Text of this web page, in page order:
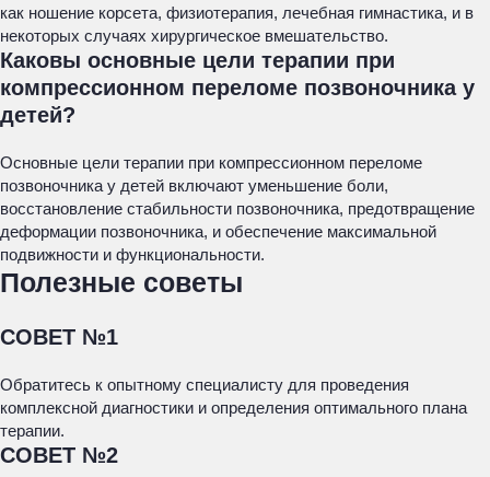
как ношение корсета, физиотерапия, лечебная гимнастика, и в
некоторых случаях хирургическое вмешательство.
Каковы основные цели терапии при
компрессионном переломе позвоночника у
детей?
Основные цели терапии при компрессионном переломе
позвоночника у детей включают уменьшение боли,
восстановление стабильности позвоночника, предотвращение
деформации позвоночника, и обеспечение максимальной
подвижности и функциональности.
Полезные советы
СОВЕТ №1
Обратитесь к опытному специалисту для проведения
комплексной диагностики и определения оптимального плана
терапии.
СОВЕТ №2